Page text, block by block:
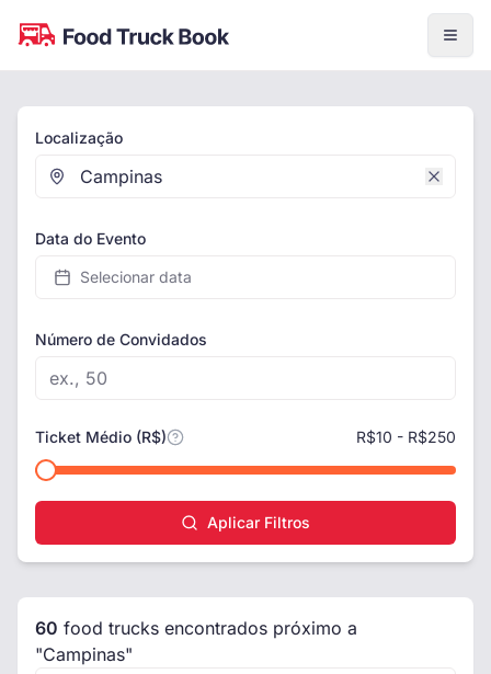
Localização
Data do Evento
Selecionar data
Número de Convidados
Ticket Médio (R$) R$10 - R$250
Aplicar Filtros
60 food trucks encontrados próximo a
"Campinas"